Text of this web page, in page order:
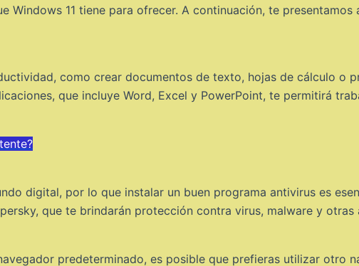
Windows 11 tiene para ofrecer. A continuación, te presentamos
como crear documentos de texto, hojas de cálculo o
que incluye Word, Excel y PowerPoint, te permitirá
digital, por lo que instalar un buen programa antivirus es
que te brindarán protección contra virus, malware y otras
predeterminado, es posible que prefieras utilizar otro